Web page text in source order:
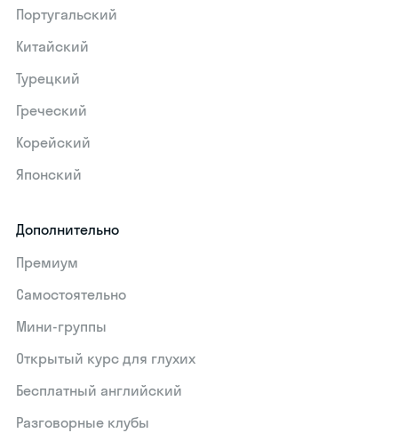
Португальский
Китайский
Турецкий
Греческий
Корейский
Японский
Дополнительно
Премиум
Самостоятельно
Мини-группы
Открытый курс для глухих
Бесплатный английский
Разговорные клубы